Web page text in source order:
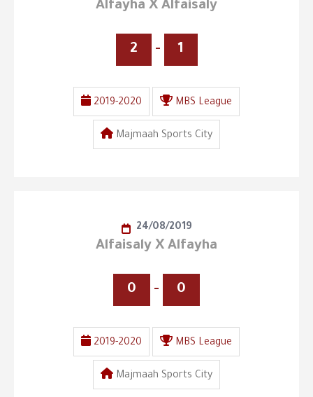
Alfayha X Alfaisaly
2 - 1
2019-2020 MBS League
Majmaah Sports City
24/08/2019
Alfaisaly X Alfayha
0 - 0
2019-2020 MBS League
Majmaah Sports City